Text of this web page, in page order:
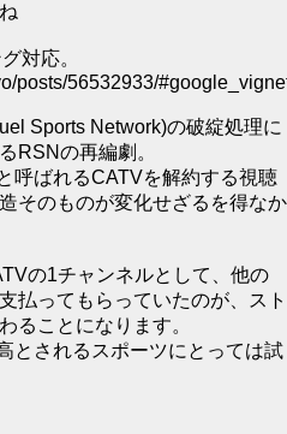
対応。
posts/56532933/
Sports Network)の破綻処理に
RSNの再編劇。
呼ばれるCATVを解約する視聴
そのものが変化せざるを得なか
の1チャンネルとして、他の
払ってもらっていたのが、スト
ることになります。
とされるスポーツにとっては試